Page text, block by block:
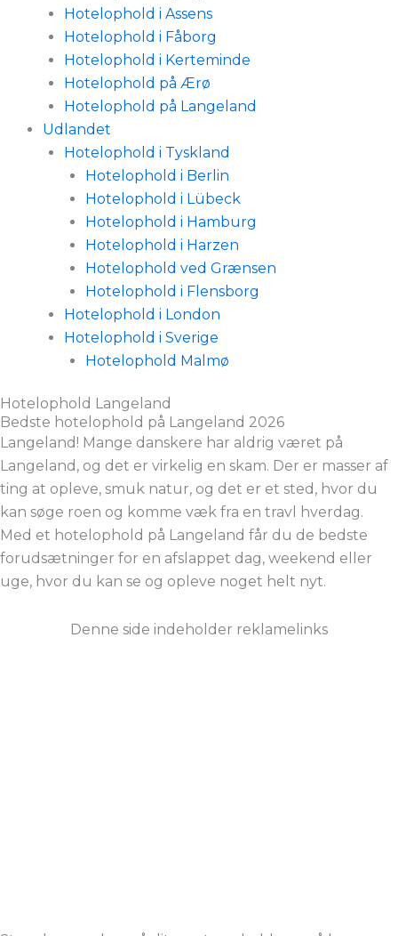
Hotelophold i Assens
Hotelophold i Fåborg
Hotelophold i Kerteminde
Hotelophold på Ærø
Hotelophold på Langeland
Udlandet
Hotelophold i Tyskland
Hotelophold i Berlin
Hotelophold i Lübeck
Hotelophold i Hamburg
Hotelophold i Harzen
Hotelophold ved Grænsen
Hotelophold i Flensborg
Hotelophold i London
Hotelophold i Sverige
Hotelophold Malmø
Hotelophold Langeland
Bedste hotelophold på Langeland 2026
Langeland! Mange danskere har aldrig været på
Langeland, og det er virkelig en skam. Der er masser af
ting at opleve, smuk natur, og det er et sted, hvor du
kan søge roen og komme væk fra en travl hverdag.
Med et hotelophold på Langeland får du de bedste
forudsætninger for en afslappet dag, weekend eller
uge, hvor du kan se og opleve noget helt nyt.
Denne side indeholder reklamelinks